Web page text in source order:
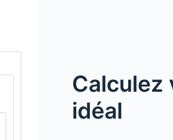
Calculez
idéal